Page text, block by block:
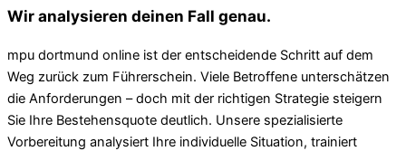
Wir analysieren deinen Fall genau.
mpu dortmund online ist der entscheidende Schritt auf dem
Weg zurück zum Führerschein. Viele Betroffene unterschätzen
die Anforderungen – doch mit der richtigen Strategie steigern
Sie Ihre Bestehensquote deutlich. Unsere spezialisierte
Vorbereitung analysiert Ihre individuelle Situation, trainiert